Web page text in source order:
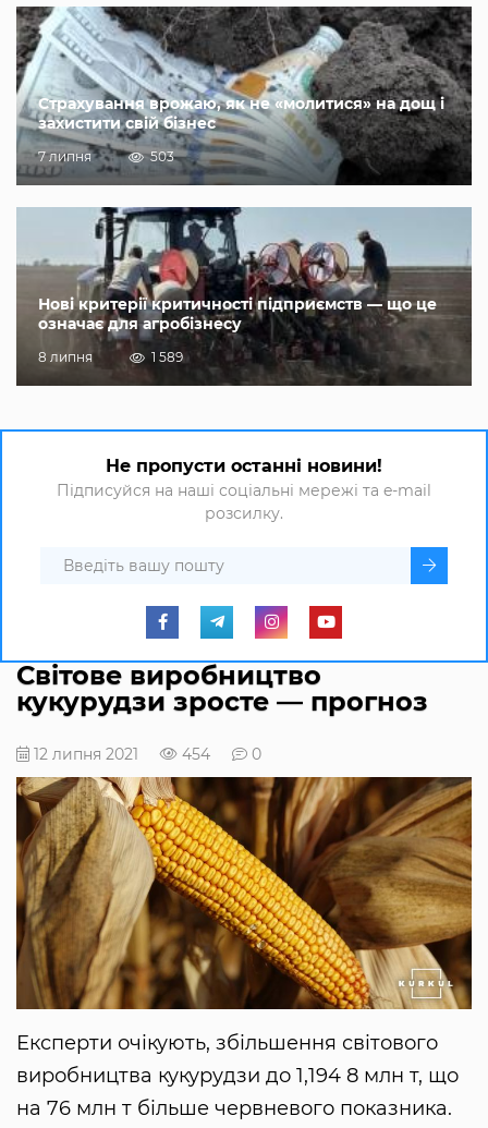
Страхування врожаю, як не «молитися» на дощ і
захистити свій бізнес
7 липня 503
Нові критерії критичності підприємств — що це
означає для агробізнесу
8 липня 1 589
Не пропусти останні новини!
Підписуйся на наші соціальні мережі та e-mail
розсилку.
Світове виробництво
кукурудзи зросте — прогноз
12 липня 2021 454 0
Експерти очікують, збільшення світового
виробництва кукурудзи до 1,194 8 млн т, що
на 76 млн т більше червневого показника.